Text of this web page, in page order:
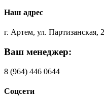
Наш адрес
г. Артем, ул. Партизанская,
Ваш менеджер:
8 (964) 446 0644
Соцсети